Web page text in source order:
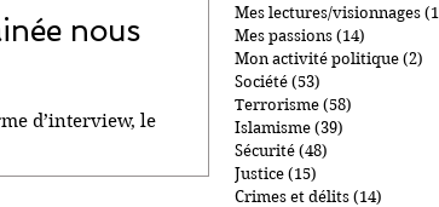
nous
d’interview, le
Mes lectures/visionnages
Mes passions (14)
Mon activité politique (2)
Société (53)
Terrorisme (58)
Islamisme (39)
Sécurité (48)
Justice (15)
Crimes et délits (14)